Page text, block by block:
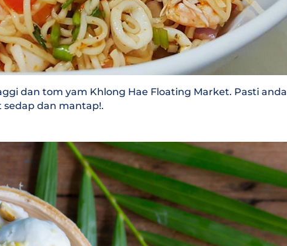
dan tom yam Khlong Hae Floating Market. Pasti anda
sedap dan mantap!.